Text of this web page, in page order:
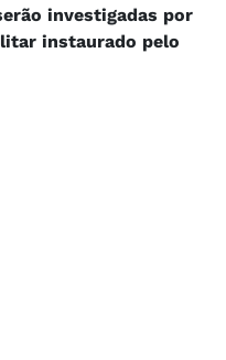
investigadas por
instaurado pelo